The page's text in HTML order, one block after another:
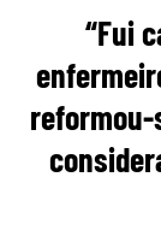
“Fui
reformou-